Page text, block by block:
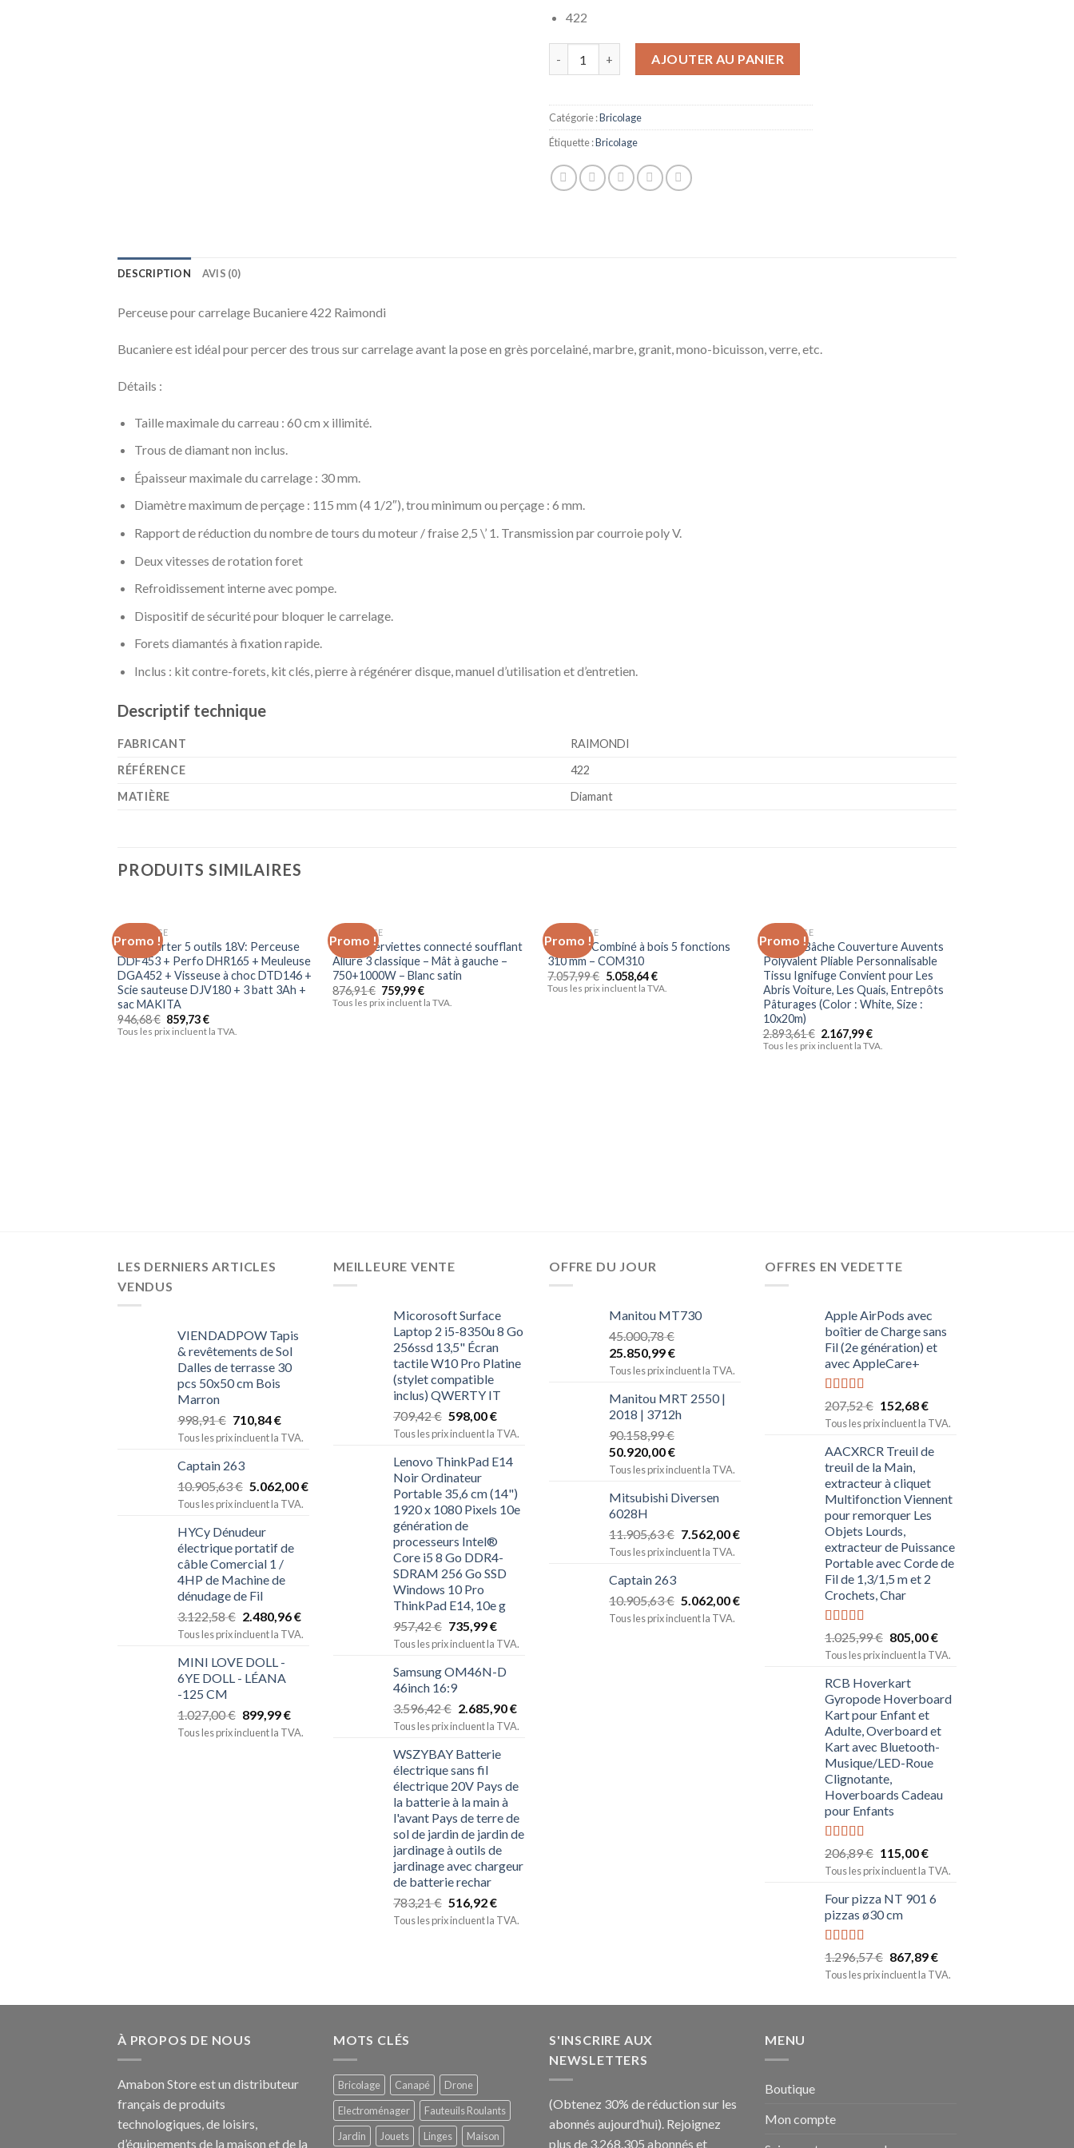
422
AJOUTER AU PANIER
Catégorie :Bricolage
Étiquette :Bricolage
DESCRIPTION AVIS (0)
Perceuse pour carrelage Bucaniere 422 Raimondi
Bucaniere est idéal pour percer des trous sur carrelage avant la pose en grès porcelainé, marbre, granit, mono-bicuisson, verre, etc.
Détails :
Taille maximale du carreau : 60 cm x illimité.
Trous de diamant non inclus.
Épaisseur maximale du carrelage : 30 mm.
Diamètre maximum de perçage : 115 mm (4 1/2″), trou minimum ou perçage : 6 mm.
Rapport de réduction du nombre de tours du moteur / fraise 2,5 \’ 1. Transmission par courroie poly V.
Deux vitesses de rotation foret
Refroidissement interne avec pompe.
Dispositif de sécurité pour bloquer le carrelage.
Forets diamantés à fixation rapide.
Inclus : kit contre-forets, kit clés, pierre à régénérer disque, manuel d’utilisation et d’entretien.
Descriptif technique
FABRICANT
‎RAIMONDI
RÉFÉRENCE
‎422
MATIÈRE
‎Diamant
PRODUITS SIMILAIRES
Promo !
Ajouter
à la liste
d’envies
BRICOLAGE
Pack Starter 5 outils 18V: Perceuse
DDF453 + Perfo DHR165 + Meuleuse
DGA452 + Visseuse à choc DTD146 +
Scie sauteuse DJV180 + 3 batt 3Ah +
sac MAKITA
946,68€ 859,73€
Tous les prix incluent la TVA.
Promo !
Ajouter
à la liste
d’envies
BRICOLAGE
Sèche-serviettes connecté soufflant
Allure 3 classique – Mât à gauche –
750+1000W – Blanc satin
876,91€ 759,99€
Tous les prix incluent la TVA.
Promo !
Ajouter
à la liste
BRICOLAGE
Leman – Combiné à bois 5 fonctions
310 mm – COM310
7.057,99€ 5.058,64€
Tous les prix incluent la TVA.
Promo !
Ajouter
à la liste
d’envies
BRICOLAGE
ZWYSL Bâche Couverture Auvents
Polyvalent Pliable Personnalisable
Tissu Ignifuge Convient pour Les
Abris Voiture, Les Quais, Entrepôts
Pâturages (Color : White, Size :
10x20m)
2.893,61€ 2.167,99€
Tous les prix incluent la TVA.
LES DERNIERS ARTICLES
VENDUS
VIENDADPOW Tapis
& revêtements de Sol
Dalles de terrasse 30
pcs 50x50 cm Bois
Marron
998,91€ 710,84€
Tous les prix incluent la TVA.
Captain 263
10.905,63€ 5.062,00€
Tous les prix incluent la TVA.
HYCy Dénudeur
électrique portatif de
câble Comercial 1 /
4HP de Machine de
dénudage de Fil
3.122,58€ 2.480,96€
Tous les prix incluent la TVA.
MINI LOVE DOLL -
6YE DOLL - LÉANA
-125 CM
1.027,00€ 899,99€
Tous les prix incluent la TVA.
MEILLEURE VENTE
Micorosoft Surface
Laptop 2 i5-8350u 8 Go
256ssd 13,5" Écran
tactile W10 Pro Platine
(stylet compatible
inclus) QWERTY IT
709,42€ 598,00€
Tous les prix incluent la TVA.
Lenovo ThinkPad E14
Noir Ordinateur
Portable 35,6 cm (14")
1920 x 1080 Pixels 10e
génération de
processeurs Intel®
Core i5 8 Go DDR4-
SDRAM 256 Go SSD
Windows 10 Pro
ThinkPad E14, 10e g
957,42€ 735,99€
Tous les prix incluent la TVA.
Samsung OM46N-D
46inch 16:9
3.596,42€ 2.685,90€
Tous les prix incluent la TVA.
WSZYBAY Batterie
électrique sans fil
électrique 20V Pays de
la batterie à la main à
l'avant Pays de terre de
sol de jardin de jardin de
jardinage à outils de
jardinage avec chargeur
de batterie rechar
783,21€ 516,92€
Tous les prix incluent la TVA.
OFFRE DU JOUR
Manitou MT730
45.000,78€
25.850,99€
Tous les prix incluent la TVA.
Manitou MRT 2550 |
2018 | 3712h
90.158,99€
50.920,00€
Tous les prix incluent la TVA.
Mitsubishi Diversen
6028H
11.905,63€ 7.562,00€
Tous les prix incluent la TVA.
Captain 263
10.905,63€ 5.062,00€
Tous les prix incluent la TVA.
OFFRES EN VEDETTE
Apple AirPods avec
boîtier de Charge sans
Fil (2e génération) et
avec AppleCare+
Note5.00
sur 5
207,52€ 152,68€
Tous les prix incluent la TVA.
AACXRCR Treuil de
treuil de la Main,
extracteur à cliquet
Multifonction Viennent
pour remorquer Les
Objets Lourds,
extracteur de Puissance
Portable avec Corde de
Fil de 1,3/1,5 m et 2
Crochets, Char
Note5.00
1.025,99€ 805,00€
Tous les prix incluent la TVA.
RCB Hoverkart
Gyropode Hoverboard
Kart pour Enfant et
Adulte, Overboard et
Kart avec Bluetooth-
Musique/LED-Roue
Clignotante,
Hoverboards Cadeau
pour Enfants
Note5.00
sur 5
206,89€ 115,00€
Tous les prix incluent la TVA.
Four pizza NT 901 6
pizzas ø30 cm
Note5.00
1.296,57€ 867,89€
Tous les prix incluent la TVA.
À PROPOS DE NOUS
Amabon Store est un distributeur
français de produits
technologiques, de loisirs,
d’équipements de la maison et de la
MOTS CLÉS
Bricolage Canapé
Drone
Electroménager
Fauteuils Roulants
Jardin
Jouets Linges Maison
S'INSCRIRE AUX
NEWSLETTERS
(Obtenez 30% de réduction sur les
abonnés aujourd’hui). Rejoignez
plus de 3.268.305 abonnés et
MENU
Boutique
Mon compte